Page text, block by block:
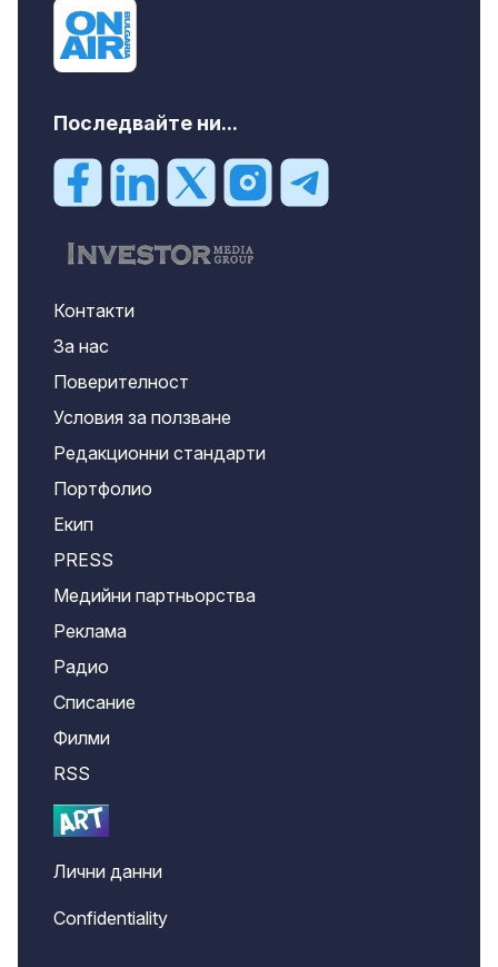
Последвайте ни...
Контакти
За нас
Поверителност
Условия за ползване
Редакционни стандарти
Портфолио
Екип
PRESS
Медийни партньорства
Реклама
Радио
Списание
Филми
RSS
Лични данни
Confidentiality